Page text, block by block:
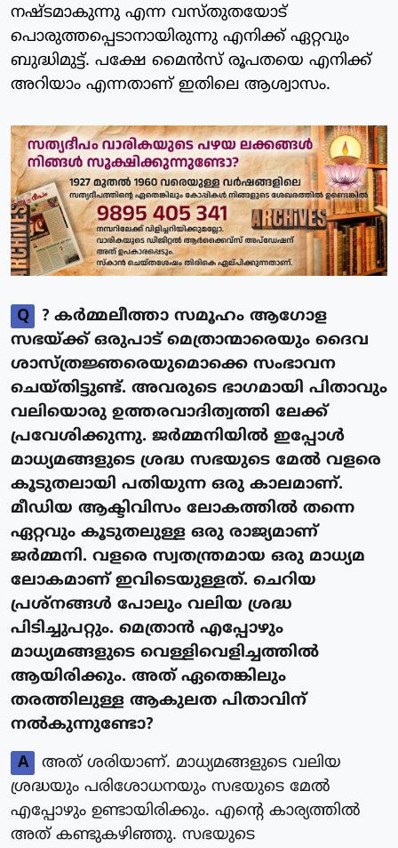
നഷ്ടമാകുന്നു എന്ന വസ്തുതയോട്
പൊരുത്തപ്പെടാനായിരുന്നു എനിക്ക് ഏറ്റവും
ബുദ്ധിമുട്ട്. പക്ഷേ മൈൻസ് രൂപതയെ എനിക്ക്
അറിയാം എന്നതാണ് ഇതിലെ ആശ്വാസം.
Q
? കർമ്മലീത്താ സമൂഹം ആഗോള
സഭയ്ക്ക് ഒരുപാട് മെത്രാന്മാരെയും ദൈവ
ശാസ്ത്രജ്ഞരെയുമൊക്കെ സംഭാവന
ചെയ്തിട്ടുണ്ട്. അവരുടെ ഭാഗമായി പിതാവും
വലിയൊരു ഉത്തരവാദിത്വത്തി ലേക്ക്
പ്രവേശിക്കുന്നു. ജർമ്മനിയിൽ ഇപ്പോൾ
മാധ്യമങ്ങളുടെ ശ്രദ്ധ സഭയുടെ മേൽ വളരെ
കൂടുതലായി പതിയുന്ന ഒരു കാലമാണ്.
മീഡിയ ആക്ടിവിസം ലോകത്തിൽ തന്നെ
ഏറ്റവും കൂടുതലുള്ള ഒരു രാജ്യമാണ്
ജർമ്മനി. വളരെ സ്വതന്ത്രമായ ഒരു മാധ്യമ
ലോകമാണ് ഇവിടെയുള്ളത്. ചെറിയ
പ്രശ്നങ്ങൾ പോലും വലിയ ശ്രദ്ധ
പിടിച്ചുപറ്റും. മെത്രാൻ എപ്പോഴും
മാധ്യമങ്ങളുടെ വെള്ളിവെളിച്ചത്തിൽ
ആയിരിക്കും. അത് ഏതെങ്കിലും
തരത്തിലുള്ള ആകുലത പിതാവിന്
നൽകുന്നുണ്ടോ?
A
അത് ശരിയാണ്. മാധ്യമങ്ങളുടെ വലിയ
ശ്രദ്ധയും പരിശോധനയും സഭയുടെ മേൽ
എപ്പോഴും ഉണ്ടായിരിക്കും. എന്റെ കാര്യത്തിൽ
അത് കണ്ടുകഴിഞ്ഞു. സഭയുടെ